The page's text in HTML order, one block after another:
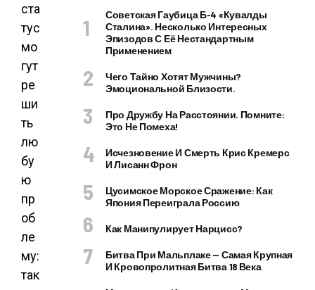
ста
тус
мо
гут
ре
ши
ть
лю
бу
ю
пр
об
ле
му:
так
Советская Гаубица Б-4 «Кувалды
Сталина». Несколько Интересных
Эпизодов С Её Нестандартным
Применением
Чего Тайно Хотят Мужчины?
Эмоциональной Близости.
Про Дружбу На Расстоянии. Помните:
Это Не Помеха!
Исчезновение И Смерть Крис Кремерс
И Лисанн Фрон
Цусимское Морское Сражение: Как
Япония Переиграла Россию
Как Манипулирует Нарцисс?
Битва При Мальплаке — Самая Крупная
И Кровопролитная Битва 18 Века